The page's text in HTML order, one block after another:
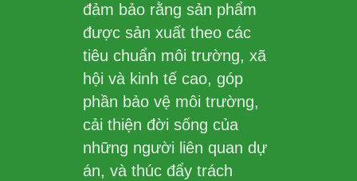
đảm bảo rằng sản phẩm
được sản xuất theo các
tiêu chuẩn môi trường, xã
hội và kinh tế cao, góp
phần bảo vệ môi trường,
cải thiện đời sống của
những người liên quan dự
án, và thúc đẩy trách